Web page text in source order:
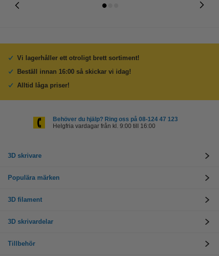
Vi lagerhåller ett otroligt brett sortiment!
Beställ innan 16:00 så skickar vi idag!
Alltid låga priser!
Behöver du hjälp? Ring oss på 08-124 47 123
Helgfria vardagar från kl. 9:00 till 16:00
3D skrivare
Populära märken
3D filament
3D skrivardelar
Tillbehör